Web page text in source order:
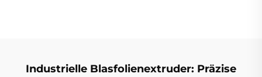
Industrielle Blasfolienextruder: Präzise